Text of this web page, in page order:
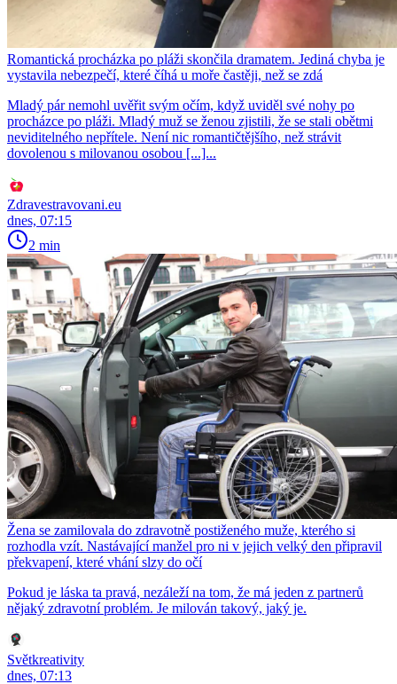
Romantická procházka po pláži skončila dramatem. Jediná chyba je
vystavila nebezpečí, které číhá u moře častěji, než se zdá
Mladý pár nemohl uvěřit svým očím, když uviděl své nohy po
procházce po pláži. Mladý muž se ženou zjistili, že se stali obětmi
neviditelného nepřítele. Není nic romantičtějšího, než strávit
dovolenou s milovanou osobou [...]...
Zdravestravovani.eu
dnes, 07:15
2 min
Žena se zamilovala do zdravotně postiženého muže, kterého si
rozhodla vzít. Nastávající manžel pro ni v jejich velký den připravil
překvapení, které vhání slzy do očí
Pokud je láska ta pravá, nezáleží na tom, že má jeden z partnerů
nějaký zdravotní problém. Je milován takový, jaký je.
Světkreativity
dnes, 07:13